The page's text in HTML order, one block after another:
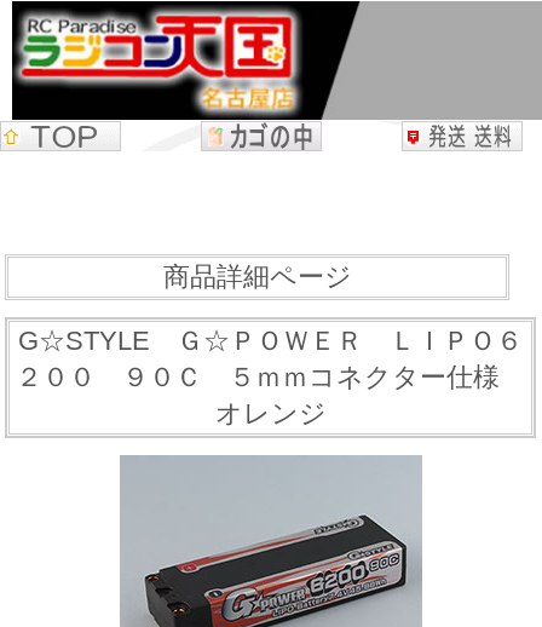
商品詳細ページ
G☆STYLE Ｇ☆ＰＯＷＥＲ ＬＩＰＯ６
２００ ９０Ｃ ５ｍｍコネクター仕様
オレンジ